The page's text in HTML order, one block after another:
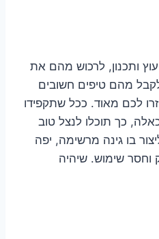
ותכנון, לרכוש מהם את
מהם טיפים חשובים
לכם מאוד. ככל שתקפידו
כך תוכלו לנצל טוב
בו גינה מרשימה, יפה
וחסר שימוש. שיהיה